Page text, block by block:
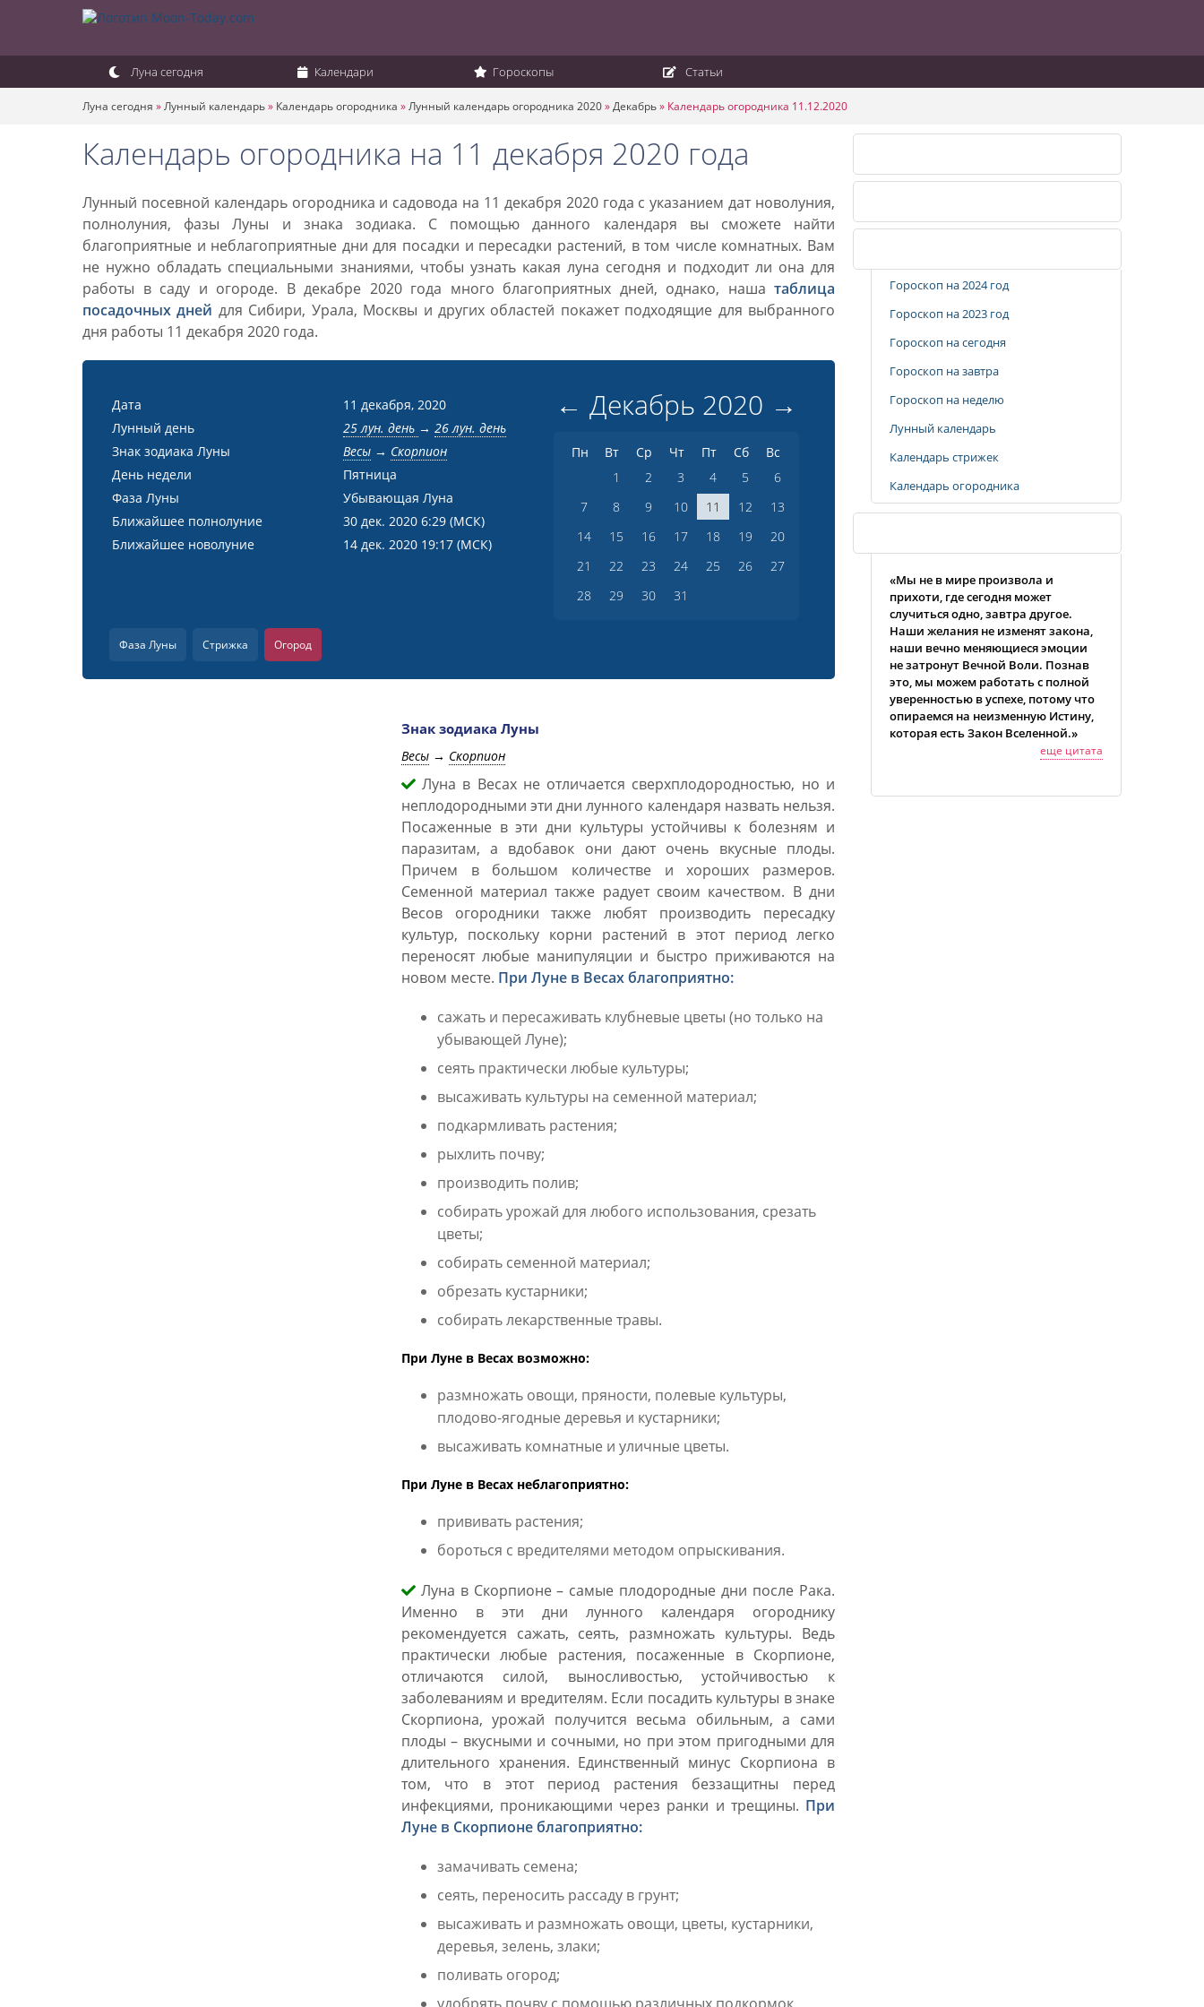
Луна сегодня Календари Гороскопы Статьи
Луна сегодня »Лунный календарь» Календарь огородника »Лунный календарь огородника 2020»Декабрь» Календарь огородника 11.12.2020
Календарь огородника на 11 декабря 2020 года
Лунный посевной календарь огородника и садовода на 11 декабря 2020 года с указанием дат новолуния,
полнолуния, фазы Луны и знака зодиака. С помощью данного календаря вы сможете найти
благоприятные и неблагоприятные дни для посадки и пересадки растений, в том числе комнатных. Вам
не нужно обладать специальными знаниями, чтобы узнать какая луна сегодня и подходит ли она для
работы в саду и огороде. В декабре 2020 года много благоприятных дней, однако, наша таблица
посадочных дней для Сибири, Урала, Москвы и других областей покажет подходящие для выбранного
дня работы 11 декабря 2020 года.
Дата
11 декабря, 2020
Лунный день
25 лун. день → 26 лун. день
Знак зодиака Луны
Весы→ Скорпион
День недели
Пятница
Фаза Луны
Убывающая Луна
Ближайшее полнолуние
30 дек. 2020 6:29 (МСК)
Ближайшее новолуние
14 дек. 2020 19:17 (МСК)
← Декабрь 2020 →
Пн Вт Ср Чт Пт Сб
Вс
1
2 3 4 5
6
7
8 9 10 11 12
13
14
15 16 17 18 19
20
21
22 23 24 25 26
27
28
29 30 31
Фаза Луны Стрижка Огород
Знак зодиака Луны
Весы→ Скорпион
Луна в Весах не отличается сверхплодородностью, но и
неплодородными эти дни лунного календаря назвать нельзя.
Посаженные в эти дни культуры устойчивы к болезням и
паразитам, а вдобавок они дают очень вкусные плоды.
Причем в большом количестве и хороших размеров.
Семенной материал также радует своим качеством. В дни
Весов огородники также любят производить пересадку
культур, поскольку корни растений в этот период легко
переносят любые манипуляции и быстро приживаются на
новом месте. При Луне в Весах благоприятно:
сажать и пересаживать клубневые цветы (но только на
убывающей Луне);
сеять практически любые культуры;
высаживать культуры на семенной материал;
подкармливать растения;
рыхлить почву;
производить полив;
собирать урожай для любого использования, срезать
цветы;
собирать семенной материал;
обрезать кустарники;
собирать лекарственные травы.
При Луне в Весах возможно:
размножать овощи, пряности, полевые культуры,
плодово-ягодные деревья и кустарники;
высаживать комнатные и уличные цветы.
При Луне в Весах неблагоприятно:
прививать растения;
бороться с вредителями методом опрыскивания.
Луна в Скорпионе – самые плодородные дни после Рака.
Именно в эти дни лунного календаря огороднику
рекомендуется сажать, сеять, размножать культуры. Ведь
практически любые растения, посаженные в Скорпионе,
отличаются силой, выносливостью, устойчивостью к
заболеваниям и вредителям. Если посадить культуры в знаке
Скорпиона, урожай получится весьма обильным, а сами
плоды – вкусными и сочными, но при этом пригодными для
длительного хранения. Единственный минус Скорпиона в
том, что в этот период растения беззащитны перед
инфекциями, проникающими через ранки и трещины. При
Луне в Скорпионе благоприятно:
замачивать семена;
сеять, переносить рассаду в грунт;
высаживать и размножать овощи, цветы, кустарники,
деревья, зелень, злаки;
поливать огород;
Гороскоп на 2024 год
Гороскоп на 2023 год
Гороскоп на сегодня
Гороскоп на завтра
Гороскоп на неделю
Лунный календарь
Календарь стрижек
Календарь огородника
«Мы не в мире произвола и
прихоти, где сегодня может
случиться одно, завтра другое.
Наши желания не изменят закона,
наши вечно меняющиеся эмоции
не затронут Вечной Воли. Познав
это, мы можем работать с полной
уверенностью в успехе, потому что
опираемся на неизменную Истину,
которая есть Закон Вселенной.»
еще цитата